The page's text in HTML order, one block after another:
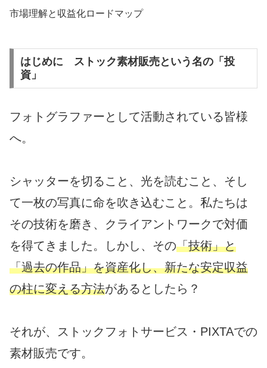
市場理解と収益化ロードマップ
はじめに ストック素材販売という名の「投
資」
フォトグラファーとして活動されている皆様
へ。
シャッターを切ること、光を読むこと、そし
て一枚の写真に命を吹き込むこと。私たちは
その技術を磨き、クライアントワークで対価
を得てきました。しかし、その「技術」と
「過去の作品」を資産化し、新たな安定収益
の柱に変える方法があるとしたら？
それが、ストックフォトサービス・PIXTAでの
素材販売です。